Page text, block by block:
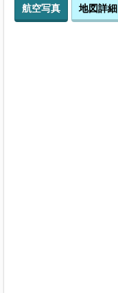
航空写真 地図詳細